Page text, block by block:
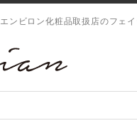
ンビロン化粧品取扱店のフェ